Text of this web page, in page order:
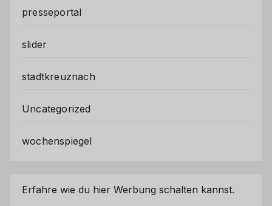
presseportal
slider
stadtkreuznach
Uncategorized
wochenspiegel
Erfahre wie du hier Werbung schalten kannst.